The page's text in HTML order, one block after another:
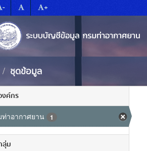
- +
ชุดข้อมูล
งค์กร
ท่าอากาศยาน 1
ลุ่ม